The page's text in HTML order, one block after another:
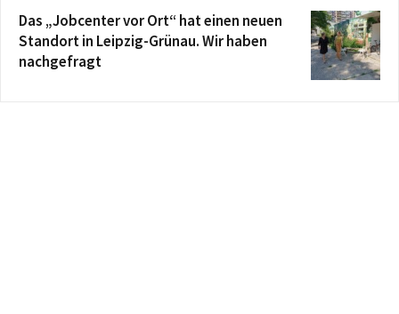
Das „Jobcenter vor Ort“ hat einen neuen
Standort in Leipzig-Grünau. Wir haben
nachgefragt